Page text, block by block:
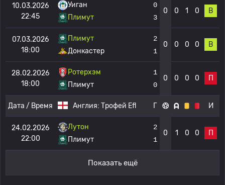
10.03.2026
22:45
Уиган
Плимут
0
3
0 0 1 0 В
07.03.2026
18:00
Плимут
Донкастер
2
1
0 0 0 0 В
28.02.2026
18:00
Ротерхэм
Плимут
1
0
0 0 0 0 П
Дата / Время Англия: Трофей Efl Г И
24.02.2026
22:00
Лутон
Плимут
2
1
0 1 0 0 П
Показать ещё